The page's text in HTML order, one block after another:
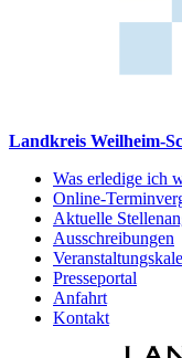
Landkreis Weilheim-
Was erledige ich
Online-
Aktuelle
Ausschreibungen
Presseportal
Anfahrt
Kontakt